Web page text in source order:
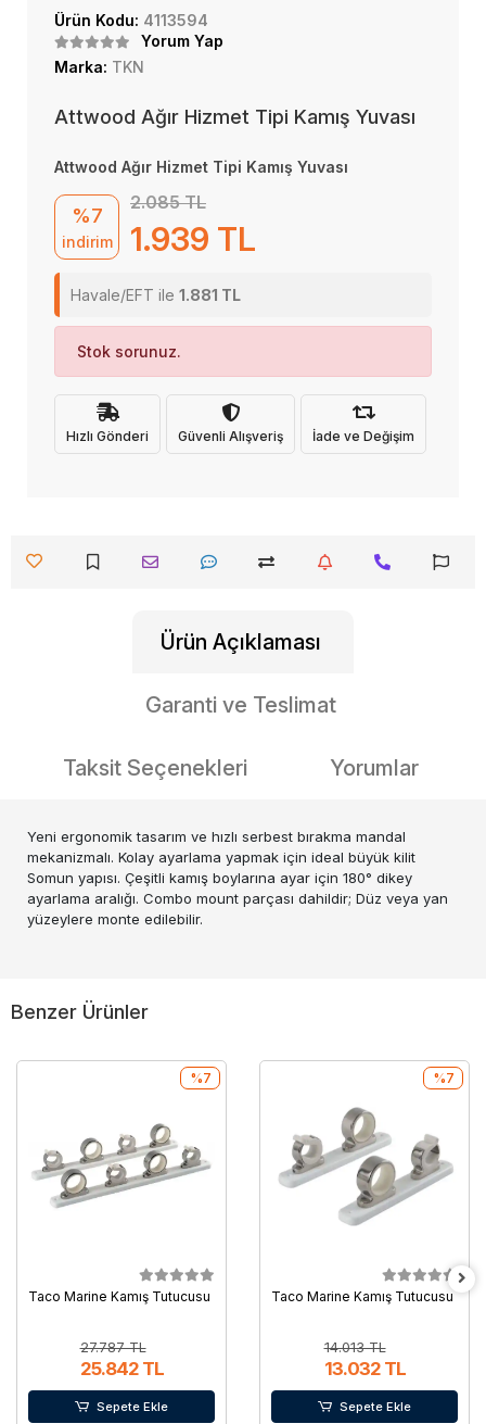
Ürün Kodu: 4113594
Yorum Yap
Marka: TKN
Attwood Ağır Hizmet Tipi Kamış Yuvası
Attwood Ağır Hizmet Tipi Kamış Yuvası
%7
indirim
2.085 TL
1.939 TL
Havale/EFT ile 1.881 TL
Stok sorunuz.
Hızlı Gönderi Güvenli Alışveriş İade ve Değişim
Ürün Açıklaması
Garanti ve Teslimat
Taksit Seçenekleri Yorumlar
Yeni ergonomik tasarım ve hızlı serbest bırakma mandal
mekanizmalı. Kolay ayarlama yapmak için ideal büyük kilit
Somun yapısı. Çeşitli kamış boylarına ayar için 180° dikey
ayarlama aralığı. Combo mount parçası dahildir; Düz veya yan
yüzeylere monte edilebilir.
Benzer Ürünler
Taco Marine Kamış Tutucusu
27.787 TL
25.842 TL
%7
Sepete Ekle
Taco Marine Kamış Tutucusu
14.013 TL
13.032 TL
%7
Sepete Ekle